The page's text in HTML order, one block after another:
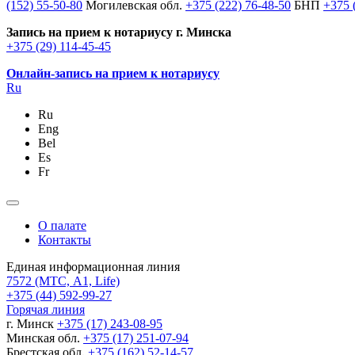
(152) 55-50-80 Могилевская обл. +375 (222) 76-48-50 БНП +375
Запись на прием к нотариусу г. Минска
+375 (29) 114-45-45
Онлайн-запись на прием к нотариусу
Ru
Ru
Eng
Bel
Es
Fr
О палате
Контакты
Единая информационная линия
7572 (МТС, A1, Life)
+375 (44) 592-99-27
Горячая линия
г. Минск +375 (17) 243-08-95
Минская обл. +375 (17) 251-07-94
Брестская обл. +375 (162) 52-14-57